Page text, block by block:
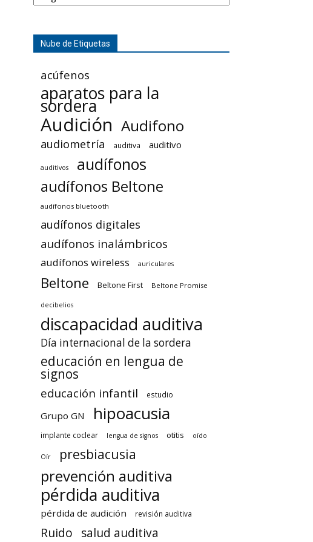
Nube de Etiquetas
acúfenos
aparatos para la
sordera
Audición Audifono
audiometría auditiva auditivo
auditivos audífonos
audífonos Beltone
audífonos bluetooth
audífonos digitales
audífonos inalámbricos
audífonos wireless auriculares
Beltone Beltone First Beltone Promise
decibelios
discapacidad auditiva
Día internacional de la sordera
educación en lengua de
signos
educación infantil estudio
Grupo GN hipoacusia
implante coclear lengua de signos otitis oído
Oír presbiacusia
prevención auditiva
pérdida auditiva
pérdida de audición revisión auditiva
Ruido salud auditiva